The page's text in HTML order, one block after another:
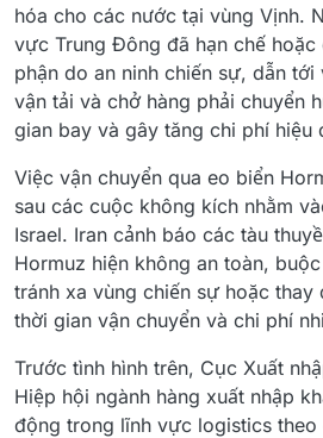
hóa cho các nước tại vùng Vịnh.
vực Trung Đông đã hạn chế
phận do an ninh chiến sự, dẫn
vận tải và chở hàng phải chuyển
gian bay và gây tăng chi phí hiệu
Việc vận chuyển qua eo biển
sau các cuộc không kích nhằm
Israel. Iran cảnh báo các tàu
Hormuz hiện không an toàn,
tránh xa vùng chiến sự hoặc
thời gian vận chuyển và chi phí
Trước tình hình trên, Cục Xuất
Hiệp hội ngành hàng xuất nhập
động trong lĩnh vực logistics